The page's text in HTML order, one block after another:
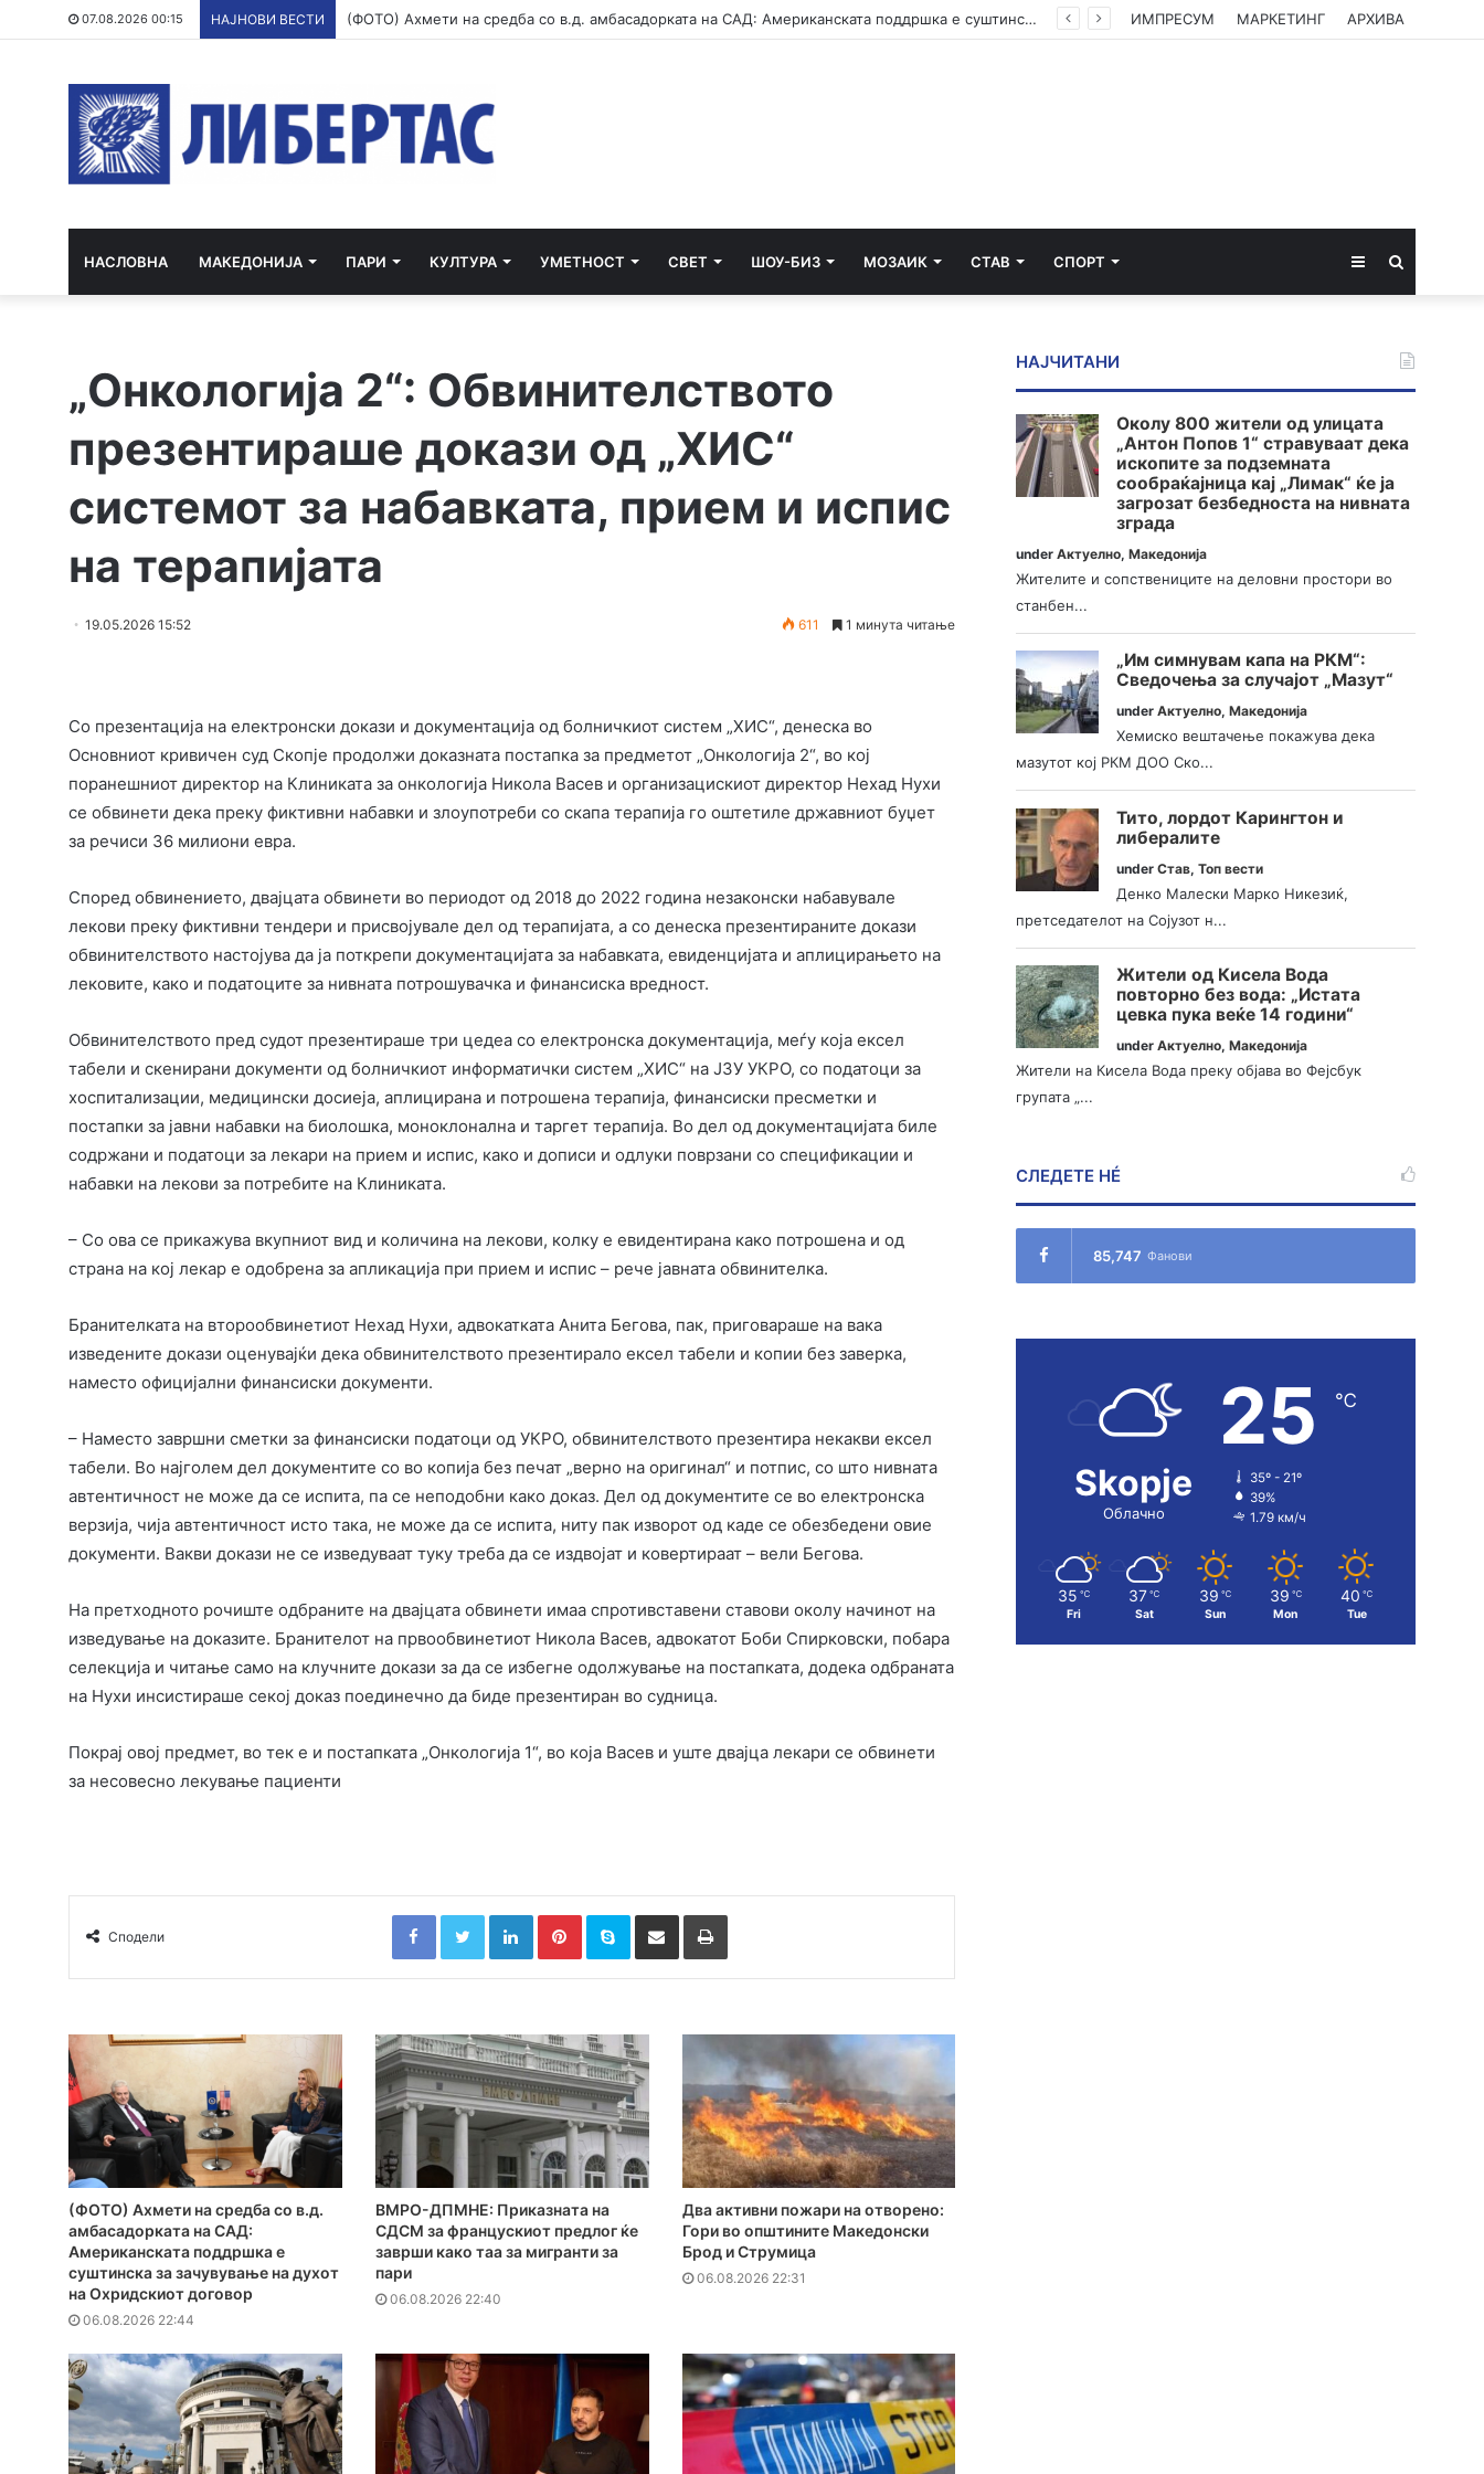
07.08.2026 00:15 НАЈНОВИ ВЕСТИ (ФОТО) Ахмети на средба со в.д. амбасадорката на САД: Американската поддршка е суштинска за зачувување на духот на Охридскиот договор ИМПРЕСУМ МАРКЕТИНГ АРХИВА
НАСЛОВНА МАКЕДОНИЈА ПАРИ КУЛТУРА УМЕТНОСТ СВЕТ ШОУ-БИЗ МОЗАИК СТАВ СПОРТ Sidebar
„Онкологија 2“: Обвинителството
презентираше докази од „ХИС“
системот за набавката, прием и испис
на терaпијата
19.05.2026 15:52 611 1 минута читање
Со презентација на електронски докази и документација од болничкиот систем „ХИС“, денеска во
Основниот кривичен суд Скопје продолжи доказната постапка за предметот „Онкологија 2“, во кој
поранешниот директор на Клиниката за онкологија Никола Васев и организацискиот директор Нехад Нухи
се обвинети дека преку фиктивни набавки и злоупотреби со скапа терапија го оштетиле државниот буџет
за речиси 36 милиони евра.
Според обвинението, двајцата обвинети во периодот од 2018 до 2022 година незаконски набавувале
лекови преку фиктивни тендери и присвојувале дел од терапијата, а со денеска презентираните докази
обвинителството настојува да ја поткрепи документацијата за набавката, евиденцијата и аплицирањето на
лековите, како и податоците за нивната потрошувачка и финансиска вредност.
Обвинителството пред судот презентираше три цедеа со електронска документација, меѓу која ексел
табели и скенирани документи од болничкиот информатички систем „ХИС“ на ЈЗУ УКРО, со податоци за
хоспитализации, медицински досиеја, аплицирана и потрошена терапија, финансиски пресметки и
постапки за јавни набавки на биолошка, моноклонална и таргет терапија. Во дел од документацијата биле
содржани и податоци за лекари на прием и испис, како и дописи и одлуки поврзани со спецификации и
набавки на лекови за потребите на Клиниката.
– Со ова се прикажува вкупниот вид и количина на лекови, колку е евидентирана како потрошена и од
страна на кој лекар е одобрена за апликација при прием и испис – рече јавната обвинителка.
Бранителката на второобвинетиот Нехад Нухи, адвокатката Анита Бегова, пак, приговараше на вака
изведените докази оценувајќи дека обвинителството презентирало ексел табели и копии без заверка,
наместо официјални финансиски документи.
– Наместо завршни сметки за финансиски податоци од УКРО, обвинителството презентира некакви ексел
табели. Во најголем дел документите со во копија без печат „верно на оригинал“ и потпис, со што нивната
автентичност не може да се испита, па се неподобни како доказ. Дел од документите се во електронска
верзија, чија автентичност исто така, не може да се испита, ниту пак изворот од каде се обезбедени овие
документи. Вакви докази не се изведуваат туку треба да се издвојат и ковертираат – вели Бегова.
На претходното рочиште одбраните на двајцата обвинети имаа спротивставени ставови околу начинот на
изведување на доказите. Бранителот на првообвинетиот Никола Васев, адвокатот Боби Спирковски, побара
селекција и читање само на клучните докази за да се избегне одолжување на постапката, додека одбраната
на Нухи инсистираше секој доказ поединечно да биде презентиран во судница.
Покрај овој предмет, во тек е и постапката „Онкологија 1“, во која Васев и уште двајца лекари се обвинети
за несовесно лекување пациенти
Сподели
FacebookTwitterLinkedInPinterestSkype Сподели преку Е-маил Испринтај
(ФОТО) Ахмети на средба со в.д.
амбасадорката на САД:
Американската поддршка е
суштинска за зачувување на духот
на Охридскиот договор
06.08.2026 22:44
ВМРО-ДПМНЕ: Приказната на
СДСМ за францускиот предлог ќе
заврши како таа за мигранти за
пари
06.08.2026 22:40
Два активни пожари на отворено:
Гори во општините Македонски
Брод и Струмица
06.08.2026 22:31
НАЈЧИТАНИ
Околу 800 жители од улицата
„Антон Попов 1“ стравуваат дека
ископите за подземната
сообраќајница кај „Лимак“ ќе ја
загрозат безбедноста на нивната
зграда
underАктуелно,Македонија
Жителите и сопствениците на деловни простори во
станбен...
„Им симнувам капа на РКМ“:
Сведочења за случајот „Мазут“
underАктуелно,Македонија
Хемиско вештачење покажува дека
мазутот кој РКМ ДОО Ско...
Тито, лордот Карингтон и
либералите
underСтав,Топ вести
Денко Малески Марко Никезиќ,
претседателот на Сојузот н...
Жители од Кисела Вода
повторно без вода: „Истата
цевка пука веќе 14 години“
underАктуелно,Македонија
Жители на Кисела Вода преку објава во Фејсбук
групата „...
СЛЕДЕТЕ НÉ
85,747 Фанови
Skopje
Облачно
25 ℃
35º - 21º
39%
1.79 км/ч
35 ℃
Fri
37 ℃
Sat
39 ℃
Sun
39 ℃
Mon
40 ℃
Tue